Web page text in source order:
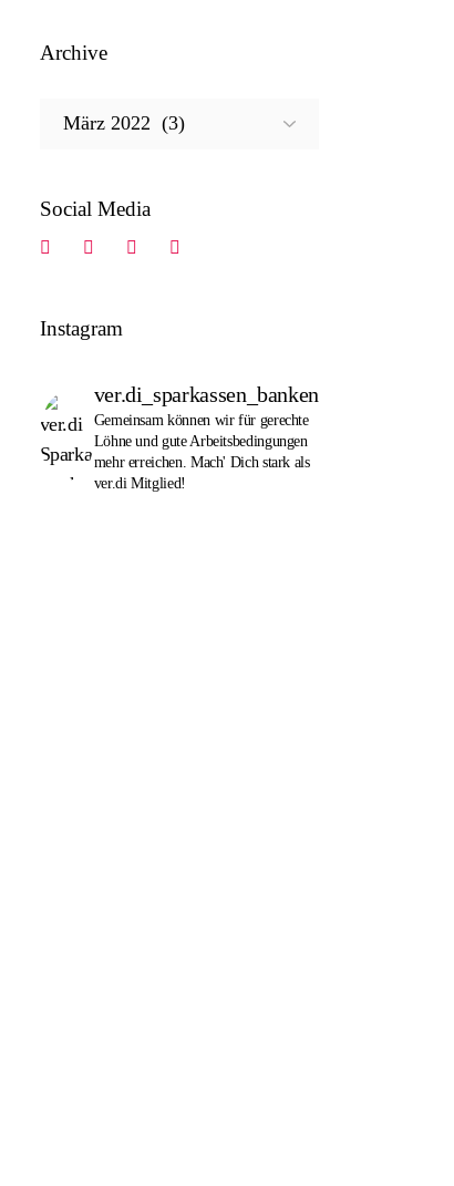
Archive
Social Media
Instagram
ver.di_sparkassen_banken
Gemeinsam können wir für gerechte
Löhne und gute Arbeitsbedingungen
mehr erreichen. Mach' Dich stark als
ver.di Mitglied!